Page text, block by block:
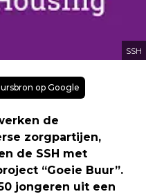
SSH
op Google
de
zorgpartijen,
de SSH met
“Goeie Buur”.
jongeren uit een